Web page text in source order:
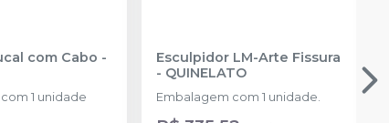
Espelho Bucal com Cabo -
1 unidade
Esculpidor LM-Arte Fissura
- QUINELATO
Embalagem com 1 unidade.